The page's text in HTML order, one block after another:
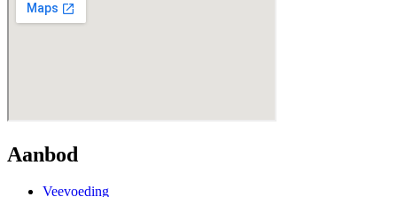
Aanbod
Veevoeding